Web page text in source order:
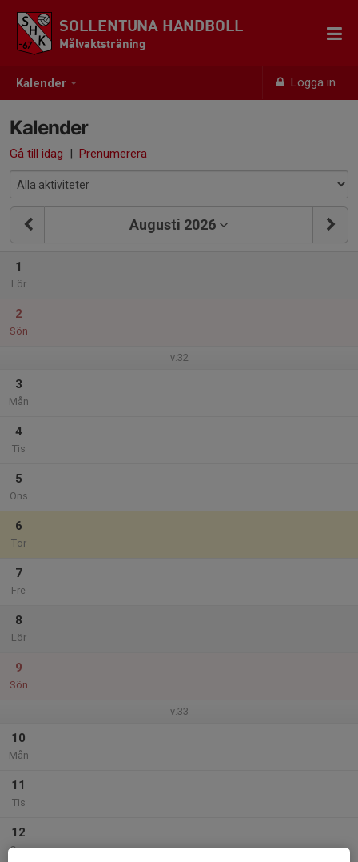
Kalender Logga in
SOLLENTUNA HANDBOLL
Målvaktsträning
Kalender
Gå till idag | Prenumerera
Augusti 2026
1
Lör
2
Sön
v.32
3
Mån
4
Tis
5
Ons
6
Tor
7
Fre
8
Lör
9
Sön
v.33
10
Mån
11
Tis
12
Ons